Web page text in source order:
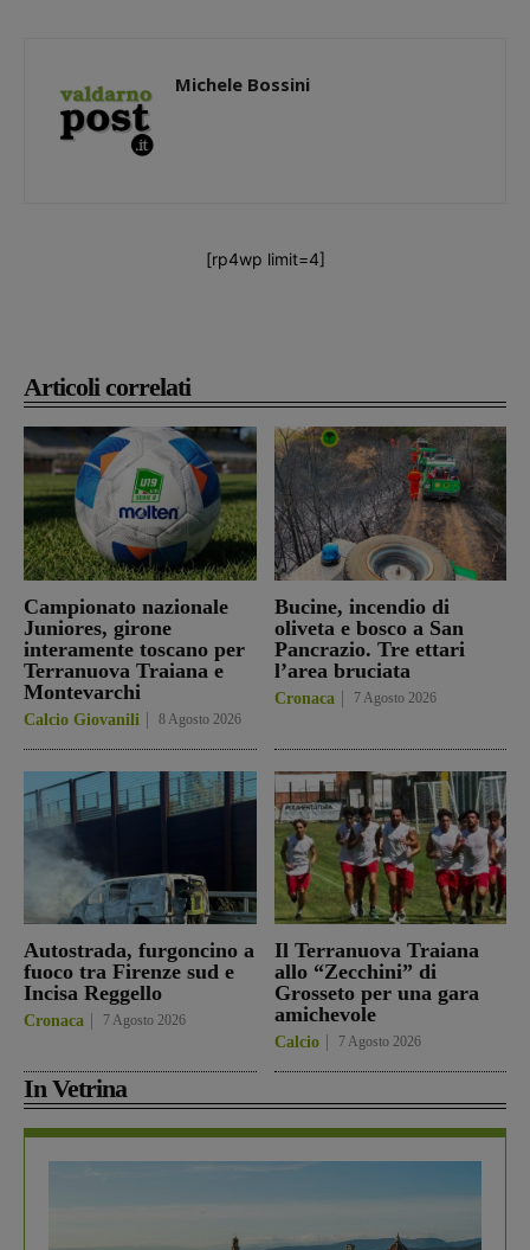
Articoli correlati
Campionato nazionale
Juniores, girone
interamente toscano per
Terranuova Traiana e
Montevarchi
Calcio Giovanili 8 Agosto 2026
Bucine, incendio di
oliveta e bosco a San
Pancrazio. Tre ettari
l’area bruciata
Cronaca 7 Agosto 2026
Autostrada, furgoncino a
fuoco tra Firenze sud e
Incisa Reggello
Cronaca 7 Agosto 2026
Il Terranuova Traiana
allo “Zecchini” di
Grosseto per una gara
amichevole
Calcio 7 Agosto 2026
In Vetrina
Michele Bossini
[rp4wp limit=4]